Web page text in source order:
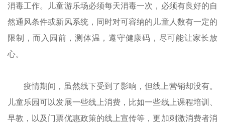
消毒工作。儿童游乐场必须每天消毒一次，必须有良好的自
然通风条件或新风系统，同时对可容纳的儿童人数有一定的
限制，而入园前，测体温，遵守健康码，尽可能让家长放
心。
疫情期间，虽然线下受到了影响，但线上营销却没有。
儿童乐园可以发展一些线上消费，比如一些线上课程培训、
早教，以及门票优惠政策的线上宣传等，更加刺激消费者消